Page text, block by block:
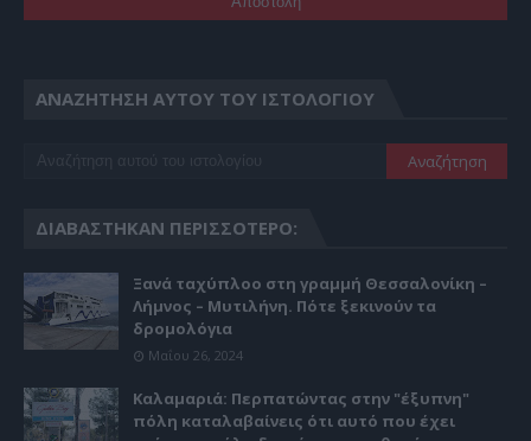
ΑΝΑΖΉΤΗΣΗ ΑΥΤΟΎ ΤΟΥ ΙΣΤΟΛΟΓΊΟΥ
ΔΙΑΒΆΣΤΗΚΑΝ ΠΕΡΙΣΣΌΤΕΡΟ:
Ξανά ταχύπλοο στη γραμμή Θεσσαλονίκη –
Λήμνος – Μυτιλήνη. Πότε ξεκινούν τα
δρομολόγια
Μαΐου 26, 2024
Καλαμαριά: Περπατώντας στην "έξυπνη"
πόλη καταλαβαίνεις ότι αυτό που έχει